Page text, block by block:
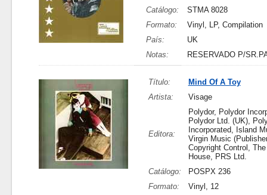
Catálogo:
STMA 8028
Formato:
Vinyl, LP, Compilation
País:
UK
Notas:
RESERVADO P/
Título:
Mind Of A Toy
Artista:
Visage
Editora:
Polydor, Polydor
Polydor Ltd. (UK),
Incorporated, Island
Virgin Music
Copyright Control, The
House, PRS Ltd.
Catálogo:
POSPX 236
Formato:
Vinyl, 12